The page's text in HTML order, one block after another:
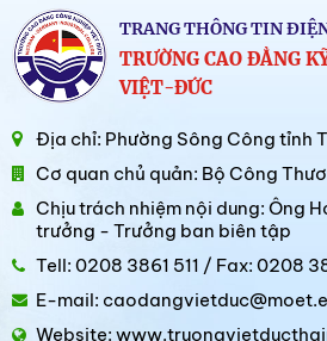
TRANG THÔNG TIN
TRƯỜNG CAO ĐẲNG
VIỆT-ĐỨC
Địa chỉ: Phường Sông Công tỉnh
Cơ quan chủ quản: Bộ Công
Chịu trách nhiệm nội dung: Ông
trưởng - Trưởng ban biên tập
Tell: 0208 3861 511 / Fax: 0208
E-mail:
Website: